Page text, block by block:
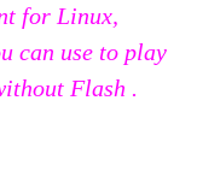
for Linux,
can use to play
Flash .